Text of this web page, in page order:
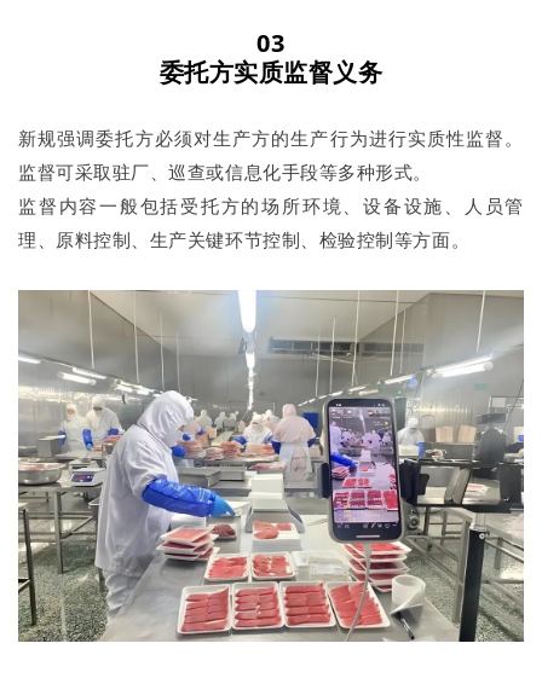
03
委托方实质监督义务
新规强调委托方必须对生产方的生产行为进行实质性监督。
监督可采取驻厂、巡查或信息化手段等多种形式。
监督内容一般包括受托方的场所环境、设备设施、人员管
理、原料控制、生产关键环节控制、检验控制等方面。